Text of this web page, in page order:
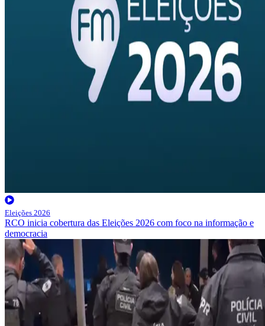
Eleições 2026
RCO inicia cobertura das Eleições 2026 com foco na informação e
democracia